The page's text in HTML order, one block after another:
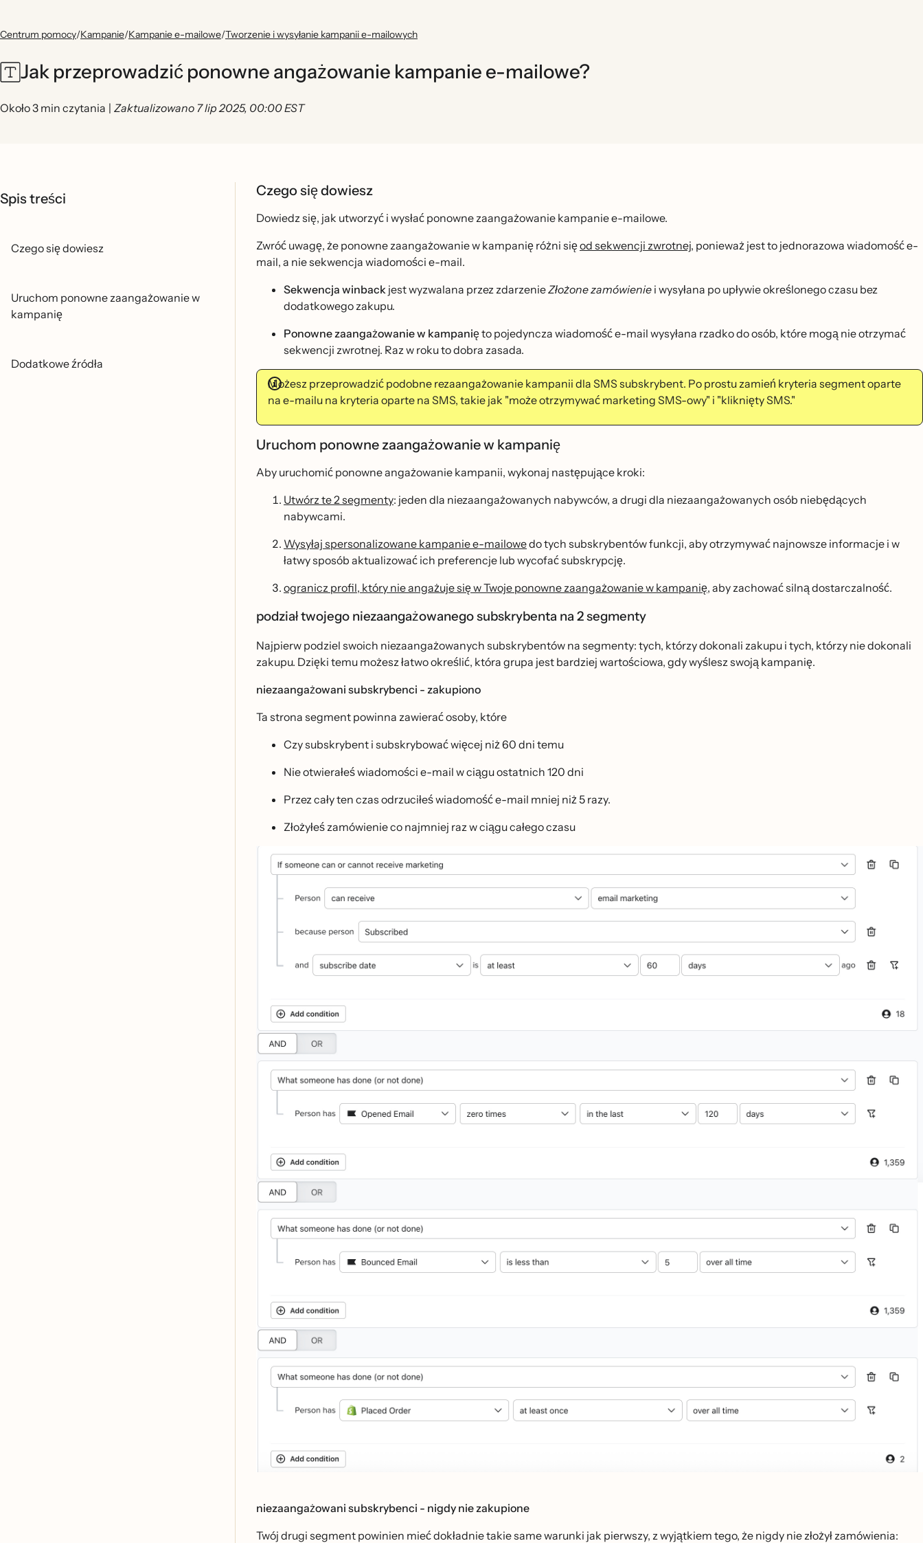
Centrum pomocy/Kampanie/Kampanie e-mailowe/Tworzenie i wysyłanie kampanii e-mailowych
Jak przeprowadzić ponowne angażowanie kampanie e-mailowe?
Około 3 min czytania | Zaktualizowano 7 lip 2025, 00:00 EST
Spis treści
Czego się dowiesz
Uruchom ponowne zaangażowanie w
kampanię
Dodatkowe źródła
Czego się dowiesz
Dowiedz się, jak utworzyć i wysłać ponowne zaangażowanie kampanie e-mailowe.
Zwróć uwagę, że ponowne zaangażowanie w kampanię różni sięod sekwencji zwrotnej, ponieważ jest to jednorazowa wiadomość e-
mail, a nie sekwencja wiadomości e-mail.
Sekwencja winback jest wyzwalana przez zdarzenieZłożone zamówienie i wysyłana po upływie określonego czasu bez
dodatkowego zakupu.
Ponowne zaangażowanie w kampanięto pojedyncza wiadomość e-mail wysyłana rzadko do osób, które mogą nie otrzymać
sekwencji zwrotnej. Raz w roku to dobra zasada.
Możesz przeprowadzić podobne rezaangażowanie kampanii dla SMS subskrybent. Po prostu zamień kryteria segment oparte
na e-mailu na kryteria oparte na SMS, takie jak "może otrzymywać marketing SMS-owy" i "kliknięty SMS."
Uruchom ponowne zaangażowanie w kampanię
Aby uruchomić ponowne angażowanie kampanii, wykonaj następujące kroki:
Utwórz te 2 segmenty: jeden dla niezaangażowanych nabywców, a drugi dla niezaangażowanych osób niebędących
nabywcami.
Wysyłaj spersonalizowane kampanie e-mailowedo tych subskrybentów funkcji, aby otrzymywać najnowsze informacje i w
łatwy sposób aktualizować ich preferencje lub wycofać subskrypcję.
ogranicz profil, który nie angażuje się w Twoje ponowne zaangażowanie w kampanię, aby zachować silną dostarczalność.
podział twojego niezaangażowanego subskrybenta na 2 segmenty
Najpierw podziel swoich niezaangażowanych subskrybentów na segmenty: tych, którzy dokonali zakupu i tych, którzy nie dokonali
zakupu. Dzięki temu możesz łatwo określić, która grupa jest bardziej wartościowa, gdy wyślesz swoją kampanię.
niezaangażowani subskrybenci - zakupiono
Ta strona segment powinna zawierać osoby, które
Czy subskrybent i subskrybować więcej niż 60 dni temu
Nie otwierałeś wiadomości e-mail w ciągu ostatnich 120 dni
Przez cały ten czas odrzuciłeś wiadomość e-mail mniej niż 5 razy.
Złożyłeś zamówienie co najmniej raz w ciągu całego czasu
niezaangażowani subskrybenci - nigdy nie zakupione
Twój drugi segment powinien mieć dokładnie takie same warunki jak pierwszy, z wyjątkiem tego, że nigdy nie złożył zamówienia: